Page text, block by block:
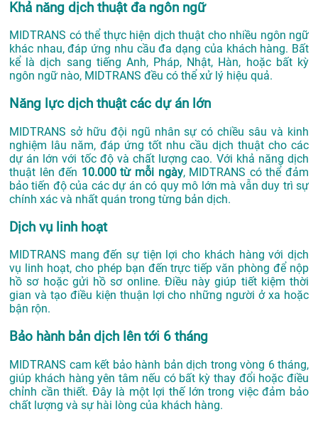
Khả năng dịch thuật đa ngôn ngữ
MIDTRANS có thể thực hiện dịch thuật cho nhiều ngôn ngữ
khác nhau, đáp ứng nhu cầu đa dạng của khách hàng. Bất
kể là dịch sang tiếng Anh, Pháp, Nhật, Hàn, hoặc bất kỳ
ngôn ngữ nào, MIDTRANS đều có thể xử lý hiệu quả.
Năng lực dịch thuật các dự án lớn
MIDTRANS sở hữu đội ngũ nhân sự có chiều sâu và kinh
nghiệm lâu năm, đáp ứng tốt nhu cầu dịch thuật cho các
dự án lớn với tốc độ và chất lượng cao. Với khả năng dịch
thuật lên đến 10.000 từ mỗi ngày, MIDTRANS có thể đảm
bảo tiến độ của các dự án có quy mô lớn mà vẫn duy trì sự
chính xác và nhất quán trong từng bản dịch.
Dịch vụ linh hoạt
MIDTRANS mang đến sự tiện lợi cho khách hàng với dịch
vụ linh hoạt, cho phép bạn đến trực tiếp văn phòng để nộp
hồ sơ hoặc gửi hồ sơ online. Điều này giúp tiết kiệm thời
gian và tạo điều kiện thuận lợi cho những người ở xa hoặc
bận rộn.
Bảo hành bản dịch lên tới 6 tháng
MIDTRANS cam kết bảo hành bản dịch trong vòng 6 tháng,
giúp khách hàng yên tâm nếu có bất kỳ thay đổi hoặc điều
chỉnh cần thiết. Đây là một lợi thế lớn trong việc đảm bảo
chất lượng và sự hài lòng của khách hàng.